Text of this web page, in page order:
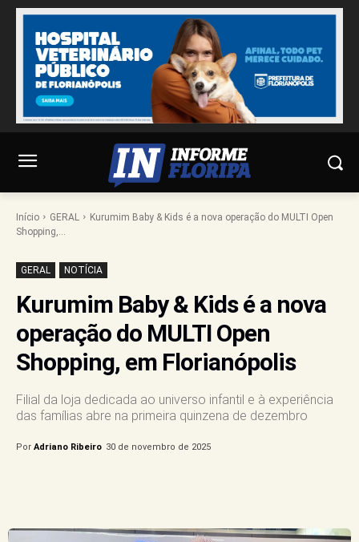
Início GERAL
Kurumim Baby & Kids é a nova operação do MULTI Open
Shopping,...
GERAL NOTÍCIA
Kurumim Baby & Kids é a nova
operação do MULTI Open
Shopping, em Florianópolis
Filial da loja dedicada ao universo infantil e à experiência
das famílias abre na primeira quinzena de dezembro
Por Adriano Ribeiro 30 de novembro de 2025